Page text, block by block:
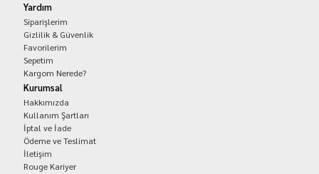
Yardım
Siparişlerim
Gizlilik & Güvenlik
Favorilerim
Sepetim
Kargom Nerede?
Kurumsal
Hakkımızda
Kullanım Şartları
İptal ve İade
Ödeme ve Teslimat
İletişim
Rouge Kariyer